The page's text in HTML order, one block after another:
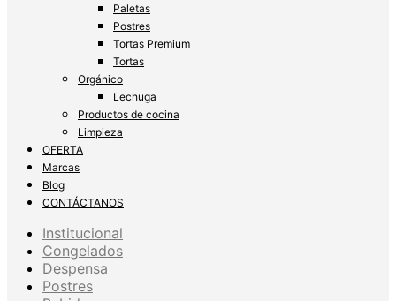
Paletas
Postres
Tortas Premium
Tortas
Orgánico
Lechuga
Productos de cocina
Limpieza
OFERTA
Marcas
Blog
CONTÁCTANOS
Institucional
Congelados
Despensa
Postres